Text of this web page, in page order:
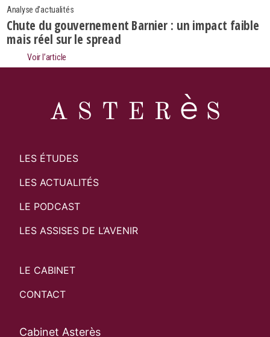
Analyse d'actualités
Chute du gouvernement Barnier : un impact faible
mais réel sur le spread
Voir l’article
LES ÉTUDES
LES ACTUALITÉS
LE PODCAST
LES ASSISES DE L’AVENIR
LE CABINET
CONTACT
Cabinet Asterès
Search
Rechercher